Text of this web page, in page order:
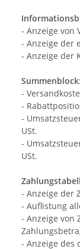
- Anzeige von
- Anzeige der
- Anzeige der
Summenblock:
-
-
-
USt.
-
USt.
- Anzeige der
- Auflistung
- Anzeige von
- Anzeige des